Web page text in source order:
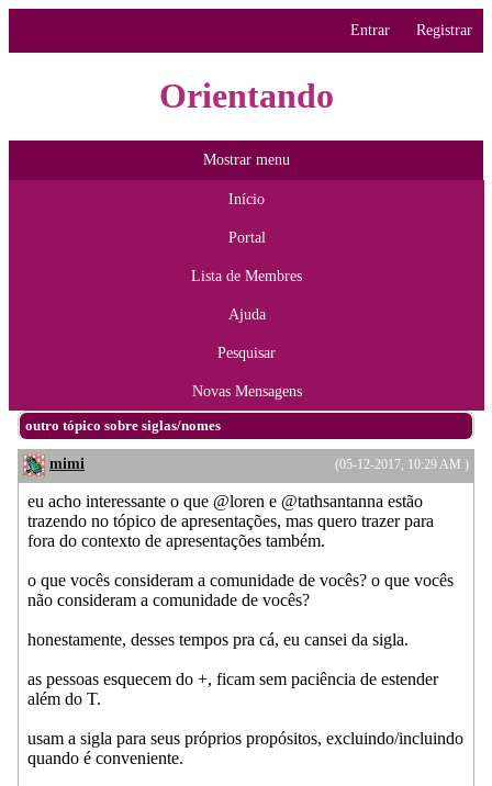
Entrar Registrar
Orientando
Mostrar menu
Início
Portal
Lista de Membres
Ajuda
Pesquisar
Novas Mensagens
outro tópico sobre siglas/nomes
(05-12-2017, 10:29 AM )
mimi
eu acho interessante o que @loren e @tathsantanna estão
trazendo no tópico de apresentações, mas quero trazer para
fora do contexto de apresentações também.
o que vocês consideram a comunidade de vocês? o que vocês
não consideram a comunidade de vocês?
honestamente, desses tempos pra cá, eu cansei da sigla.
as pessoas esquecem do +, ficam sem paciência de estender
além do T.
usam a sigla para seus próprios propósitos, excluindo/incluindo
quando é conveniente.